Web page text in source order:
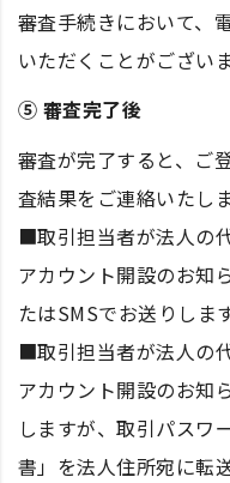
審査手続きにおいて、
いただくことがございま
⑤ 審査完了後
審査が完了すると、ご
査結果をご連絡いたしま
■取引担当者が法人の
アカウント開設のお知
たはSMSでお送りします
■取引担当者が法人の
アカウント開設のお知
しますが、取引パスワ
書」を法人住所宛に転